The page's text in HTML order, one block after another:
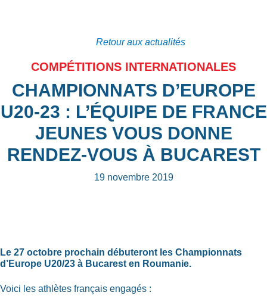
Retour aux actualités
COMPÉTITIONS INTERNATIONALES
CHAMPIONNATS D’EUROPE
U20-23 : L’ÉQUIPE DE FRANCE
JEUNES VOUS DONNE
RENDEZ-VOUS À BUCAREST
19 novembre 2019
Le 27 octobre prochain débuteront les Championnats
d’Europe U20/23 à Bucarest en Roumanie.
Voici les athlètes français engagés :